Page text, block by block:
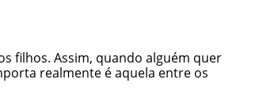
filhos. Assim, quando alguém quer
realmente é aquela entre os